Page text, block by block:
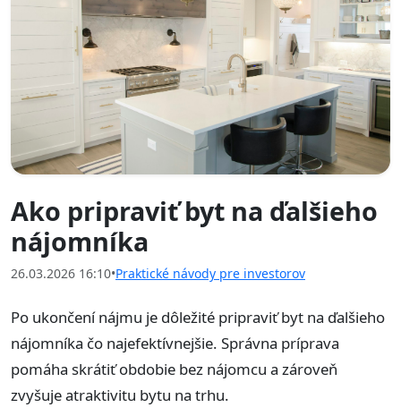
Ako pripraviť byt na ďalšieho
nájomníka
26.03.2026 16:10•Praktické návody pre investorov
Po ukončení nájmu je dôležité pripraviť byt na ďalšieho
nájomníka čo najefektívnejšie. Správna príprava
pomáha skrátiť obdobie bez nájomcu a zároveň
zvyšuje atraktivitu bytu na trhu.